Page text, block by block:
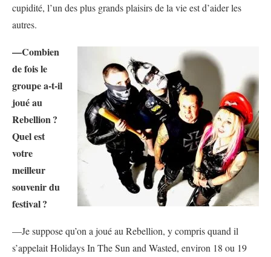
cupidité, l’un des plus grands plaisirs de la vie est d’aider les
autres.
—Combien
de fois le
groupe a-t-il
joué au
Rebellion?
Quel est
votre
meilleur
souvenir du
festival?
—Je suppose qu’on a joué au Rebellion, y compris quand il
s’appelait Holidays In The Sun and Wasted, environ 18 ou 19